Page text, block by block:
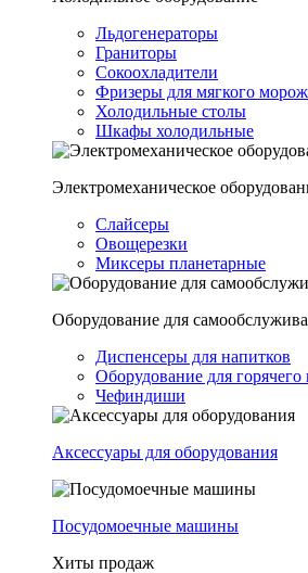
Льдогенераторы
Граниторы
Сокоохладители
Фризеры для мягкого
Холодильные столы
Шкафы холодильные
Электромеханическое
Слайсеры
Овощерезки
Миксеры планетарные
Оборудование для
Диспенсеры для напитков
Оборудование для горячего
Чефиндиши
Аксессуары для оборудования
Посудомоечные машины
Хиты продаж